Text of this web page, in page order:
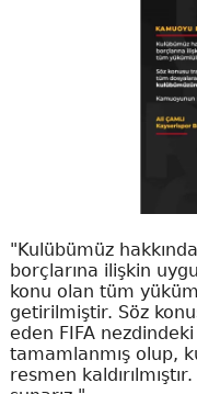
"Kulübümüz
borçlarına ilişkin
konu olan tüm
getirilmiştir. Söz
eden FIFA
tamamlanmış olup,
resmen